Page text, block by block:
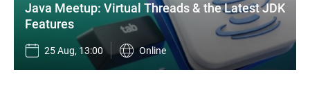
Java Meetup: Virtual Threads & the Latest JDK
Features
25 Aug, 13:00 Online